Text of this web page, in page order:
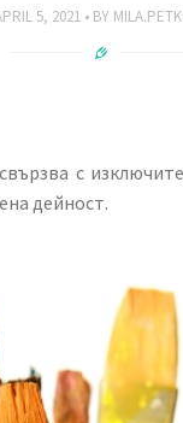
5, 2021 BY
с
дейност.